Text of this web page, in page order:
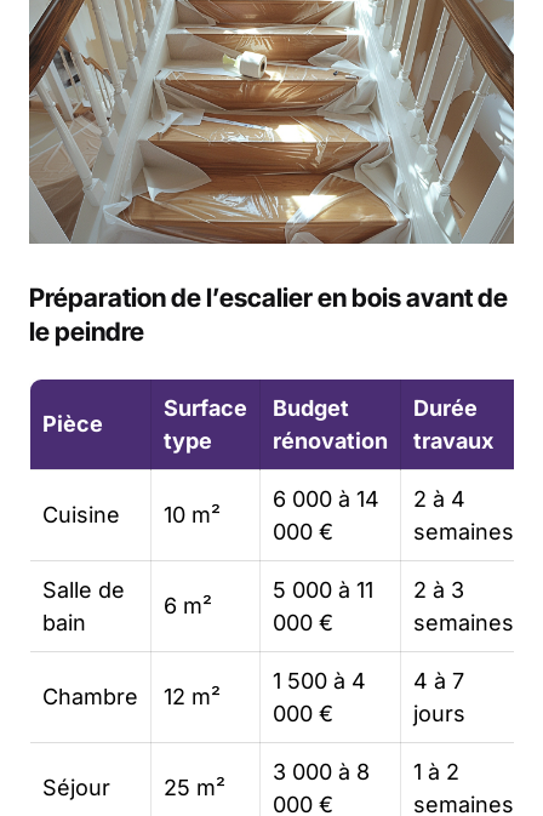
Préparation de l’escalier en bois avant de
le peindre
Pièce
Surface
type
Budget
rénovation
Durée
travaux
Cuisine 10 m²
6 000 à 14
000 €
2 à 4
semaines
Salle de
bain
6 m²
5 000 à 11
000 €
2 à 3
semaines
Chambre 12 m²
1 500 à 4
000 €
4 à 7
jours
Séjour 25 m²
3 000 à 8
000 €
1 à 2
semaines